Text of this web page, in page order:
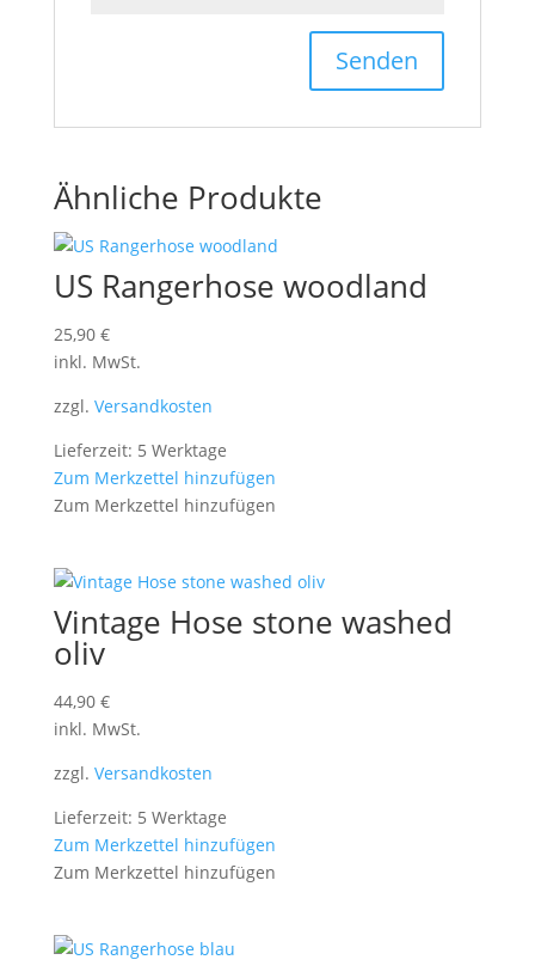
Ähnliche Produkte
US Rangerhose woodland
25,90 €
inkl. MwSt.
zzgl. Versandkosten
Lieferzeit: 5 Werktage
Zum Merkzettel hinzufügen
Zum Merkzettel hinzufügen
Vintage Hose stone washed
oliv
44,90 €
inkl. MwSt.
zzgl. Versandkosten
Lieferzeit: 5 Werktage
Zum Merkzettel hinzufügen
Zum Merkzettel hinzufügen